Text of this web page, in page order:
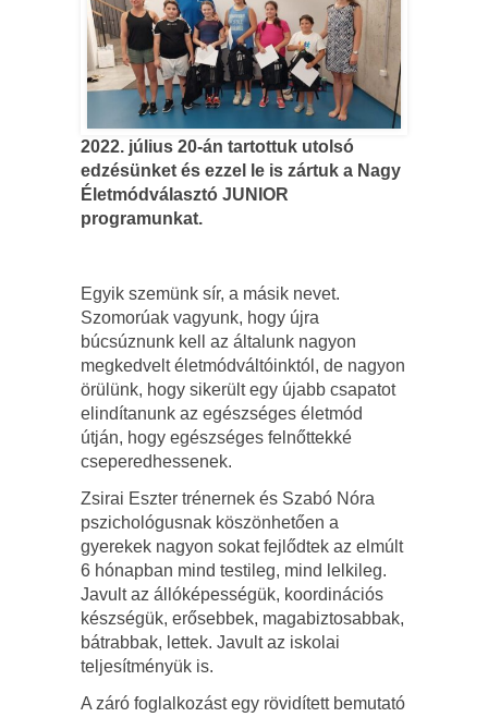
2022. július 20-án tartottuk utolsó
edzésünket és ezzel le is zártuk a Nagy
Életmódválasztó JUNIOR
programunkat.
Egyik szemünk sír, a másik nevet.
Szomorúak vagyunk, hogy újra
búcsúznunk kell az általunk nagyon
megkedvelt életmódváltóinktól, de nagyon
örülünk, hogy sikerült egy újabb csapatot
elindítanunk az egészséges életmód
útján, hogy egészséges felnőttekké
cseperedhessenek.
Zsirai Eszter trénernek és Szabó Nóra
pszichológusnak köszönhetően a
gyerekek nagyon sokat fejlődtek az elmúlt
6 hónapban mind testileg, mind lelkileg.
Javult az állóképességük, koordinációs
készségük, erősebbek, magabiztosabbak,
bátrabbak, lettek. Javult az iskolai
teljesítményük is.
A záró foglalkozást egy rövidített bemutató